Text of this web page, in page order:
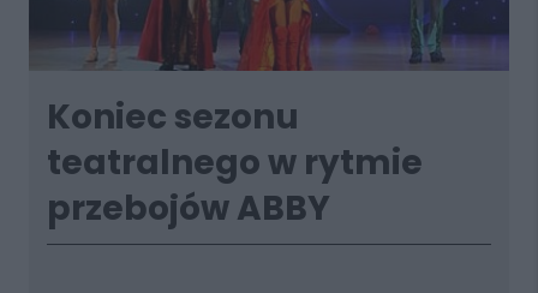
Koniec sezonu
teatralnego w rytmie
przebojów ABBY